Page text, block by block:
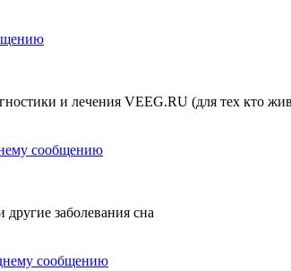
и лечения VEEG.RU (для тех кто
заболевания сна